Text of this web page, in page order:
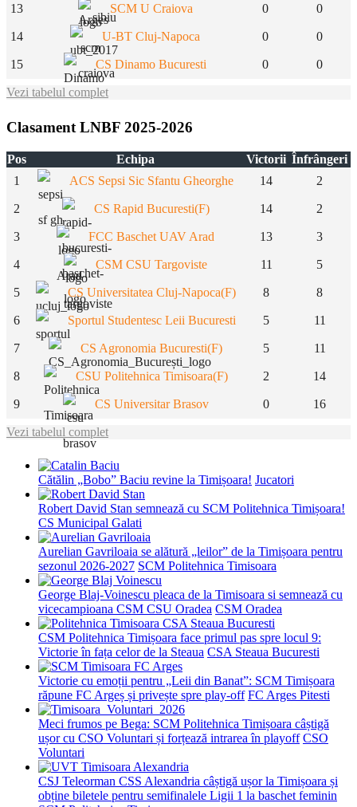
13 SCM U Craiova 0 0
14 U-BT Cluj-Napoca 0 0
15 CS Dinamo Bucuresti 0 0
Vezi tabelul complet
Clasament LNBF 2025-2026
Pos Echipa Victorii Înfrângeri
1
ACS Sepsi Sic Sfantu Gheorghe 14 2
2 CS Rapid Bucuresti(F) 14 2
3 FCC Baschet UAV Arad 13 3
4 CSM CSU Targoviste 11 5
5 CS Universitatea Cluj-Napoca(F) 8 8
6 Sportul Studentesc Leii Bucuresti 5 11
7 CS Agronomia Bucuresti(F) 5 11
8 CSU Politehnica Timisoara(F) 2 14
9 CS Universitar Brasov 0 16
Vezi tabelul complet
Cătălin „Bobo” Baciu revine la Timișoara! Jucatori
Robert David Stan semnează cu SCM Politehnica Timișoara!
CS Municipal Galati
Aurelian Gavriloaia se alătură „leilor” de la Timișoara pentru
sezonul 2026-2027 SCM Politehnica Timisoara
George Blaj-Voinescu pleaca de la Timisoara si semnează cu
vicecampioana CSM CSU Oradea CSM Oradea
CSM Politehnica Timișoara face primul pas spre locul 9:
Victorie în fața celor de la Steaua CSA Steaua Bucuresti
Victorie cu emoții pentru „Leii din Banat”: SCM Timișoara
răpune FC Argeș și privește spre play-off FC Arges Pitesti
Meci frumos pe Bega: SCM Politehnica Timișoara câștigă
ușor cu CSO Voluntari și forțează intrarea în playoff CSO
Voluntari
CSJ Teleorman CSS Alexandria câștigă ușor la Timișoara și
obține biletele pentru semifinalele Ligii 1 la baschet feminin